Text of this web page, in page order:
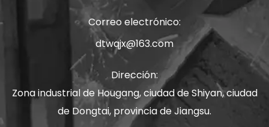
Correo electrónico:
dtwqjx@163.com
Dirección:
Zona industrial de Hougang, ciudad de Shiyan, ciudad
de Dongtai, provincia de Jiangsu.